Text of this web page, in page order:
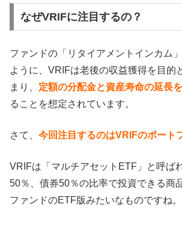
なぜVRIFに注目するの？
ファンドの「リタイアメントインカム
ように、VRIFは老後の収益獲得を目的
まり、 定額の分配金と資産寿命の延長
ることを想定されています。
さて、 今回注目するのはVRIFのポート
VRIFは「マルチアセットETF」と呼ば
50％、債券50％の比率で投資できる商
ファンドのETF版みたいなものですね。